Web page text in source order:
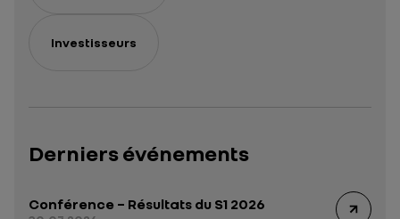
Investisseurs
Derniers événements
Conférence – Résultats du S1 2026